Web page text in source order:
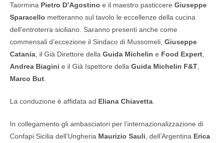
Taormina Pietro D’Agostino e il maestro pasticcere Giuseppe
Sparacello metteranno sul tavolo le eccellenze della cucina
dell’entroterra siciliano. Saranno presenti anche come
commensali d’eccezione il Sindaco di Mussomeli, Giuseppe
Catania , il Già Direttore della Guida Michelin e Food Expert
Andrea Biagini e il Già Ispettore della Guida Michelin F&T
Marco But
La conduzione è affidata ad Eliana Chiavetta
In collegamento gli ambasciatori per l’internazionalizzazione di
Confapi Sicilia dell’Ungheria Maurizio Sauli , dell’Argentina Erica